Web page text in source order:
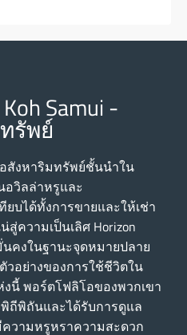
Samui -
รัพย์
อสังหาริมทรัพย์ชั้นนําใน
อวิลล่าหรูและ
บได้ทั้งการขายและให้เช่า
ความเป็นเลิศ Horizon
นคงในฐานะจุดหมายปลาย
อย่างของการใช้ชีวิตใน
นี้ พอร์ตโฟลิโอของพวกเขา
พิถันและได้รับการดูแล
วามหรูหราความสะดวก